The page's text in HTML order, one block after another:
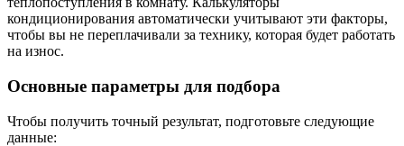
кондиционирования автоматически учитывают эти факторы,
чтобы вы не переплачивали за технику, которая будет работать
на износ.
Основные параметры для подбора
Чтобы получить точный результат, подготовьте следующие
данные: